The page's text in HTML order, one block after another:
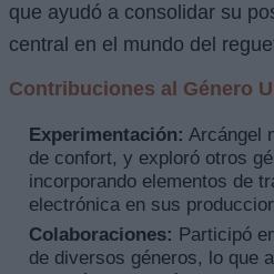
que ayudó a consolidar su
central en el mundo del
Contribuciones al Género
Experimentación: Arcángel
de confort, y exploró otros
incorporando elementos de
electrónica en sus
Colaboraciones: Participó
de diversos géneros, lo que